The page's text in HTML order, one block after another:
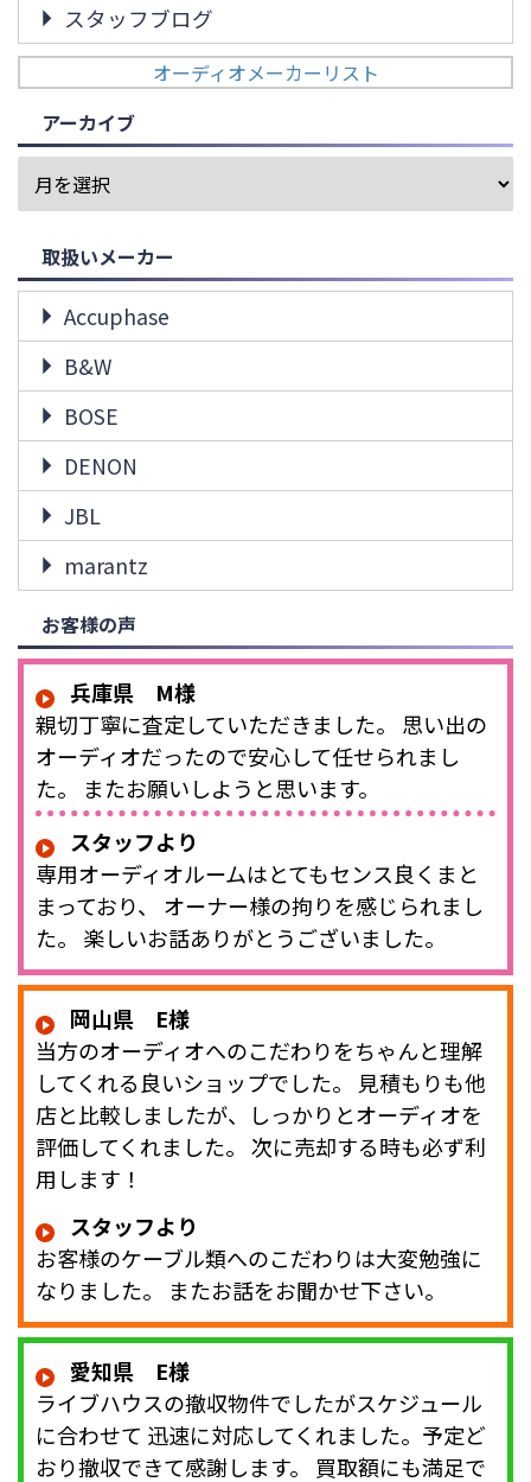
スタッフブログ
オーディオメーカーリスト
アーカイブ
取扱いメーカー
Accuphase
B&W
BOSE
DENON
JBL
marantz
お客様の声
兵庫県 M様
親切丁寧に査定していただきました。 思い出の
オーディオだったので安心して任せられまし
た。 またお願いしようと思います。
スタッフより
専用オーディオルームはとてもセンス良くまと
まっており、 オーナー様の拘りを感じられまし
た。 楽しいお話ありがとうございました。
岡山県 E様
当方のオーディオへのこだわりをちゃんと理解
してくれる良いショップでした。 見積もりも他
店と比較しましたが、しっかりとオーディオを
評価してくれました。 次に売却する時も必ず利
用します！
スタッフより
お客様のケーブル類へのこだわりは大変勉強に
なりました。 またお話をお聞かせ下さい。
愛知県 E様
ライブハウスの撤収物件でしたがスケジュール
に合わせて 迅速に対応してくれました。予定ど
おり撤収できて感謝します。 買取額にも満足で